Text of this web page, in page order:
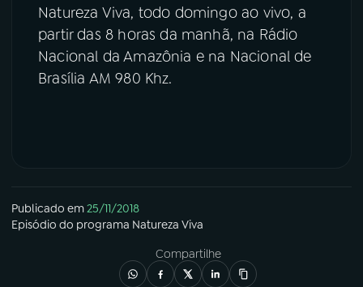
Natureza Viva, todo domingo ao vivo, a
partir das 8 horas da manhã, na Rádio
Nacional da Amazônia e na Nacional de
Brasília AM 980 Khz.
Publicado em25/11/2018
Episódio do programa Natureza Viva
Compartilhe